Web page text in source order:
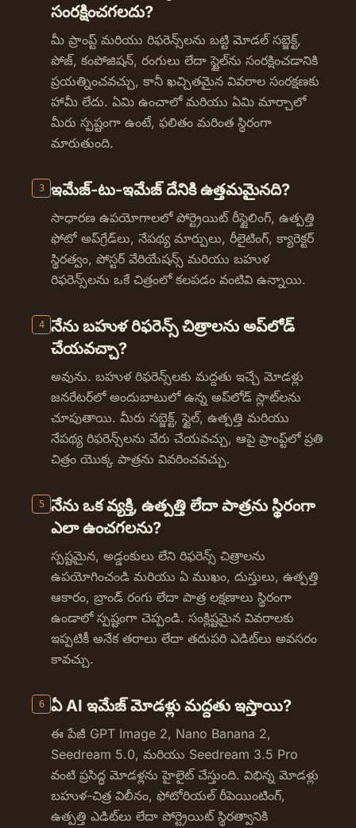
సంరక్షించగలదు?
మీ ప్రాంప్ట్ మరియు రిఫరెన్స్‌లను బట్టి మోడల్ సబ్జెక్ట్,
పోజ్, కంపోజిషన్, రంగులు లేదా స్టైల్‌ను సంరక్షించడానికి
ప్రయత్నించవచ్చు, కానీ ఖచ్చితమైన వివరాల సంరక్షణకు
హామీ లేదు. ఏమి ఉంచాలో మరియు ఏమి మార్చాలో
మీరు స్పష్టంగా ఉంటే, ఫలితం మరింత స్థిరంగా
మారుతుంది.
3 ఇమేజ్-టు-ఇమేజ్ దేనికి ఉత్తమమైనది?
సాధారణ ఉపయోగాలలో పోర్ట్రెయిట్ రీస్టైలింగ్, ఉత్పత్తి
ఫోటో అప్‌గ్రేడ్‌లు, నేపథ్య మార్పులు, రీలైటింగ్, క్యారెక్టర్
స్థిరత్వం, పోస్టర్ వేరియేషన్స్ మరియు బహుళ
రిఫరెన్స్‌లను ఒకే చిత్రంలో కలపడం వంటివి ఉన్నాయి.
4
నేను బహుళ రిఫరెన్స్ చిత్రాలను అప్‌లోడ్
చేయవచ్చా?
అవును. బహుళ రిఫరెన్స్‌లకు మద్దతు ఇచ్చే మోడళ్లు
జనరేటర్‌లో అందుబాటులో ఉన్న అప్‌లోడ్ స్లాట్‌లను
చూపుతాయి. మీరు సబ్జెక్ట్, స్టైల్, ఉత్పత్తి మరియు
నేపథ్య రిఫరెన్స్‌లను వేరు చేయవచ్చు, ఆపై ప్రాంప్ట్‌లో ప్రతి
చిత్రం యొక్క పాత్రను వివరించవచ్చు.
5
నేను ఒక వ్యక్తి, ఉత్పత్తి లేదా పాత్రను స్థిరంగా
ఎలా ఉంచగలను?
స్పష్టమైన, అడ్డంకులు లేని రిఫరెన్స్ చిత్రాలను
ఉపయోగించండి మరియు ఏ ముఖం, దుస్తులు, ఉత్పత్తి
ఆకారం, బ్రాండ్ రంగు లేదా పాత్ర లక్షణాలు స్థిరంగా
ఉండాలో స్పష్టంగా చెప్పండి. సంక్లిష్టమైన వివరాలకు
ఇప్పటికీ అనేక తరాలు లేదా తదుపరి ఎడిట్‌లు అవసరం
కావచ్చు.
6 ఏ AI ఇమేజ్ మోడళ్లు మద్దతు ఇస్తాయి?
ఈ పేజీ GPT Image 2, Nano Banana 2,
Seedream 5.0, మరియు Seedream 3.5 Pro
వంటి ప్రసిద్ధ మోడళ్లను హైలైట్ చేస్తుంది. విభిన్న మోడళ్లు
బహుళ-చిత్ర విలీనం, ఫోటోరియల్ రీపెయింటింగ్,
ఉత్పత్తి ఎడిట్‌లు లేదా పోర్ట్రెయిట్ స్థిరత్వానికి